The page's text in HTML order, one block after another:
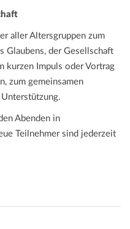
aller Altersgruppen zum
Glaubens, der Gesellschaft
kurzen Impuls oder Vortrag
zum gemeinsamen
Abenden in
Teilnehmer sind jederzeit